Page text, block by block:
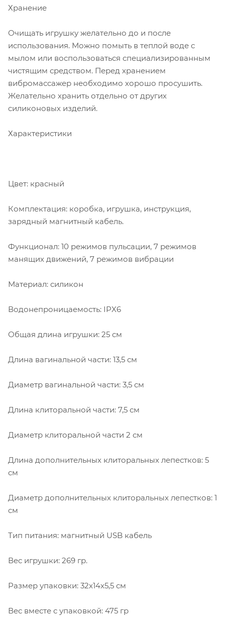
Хранение
Очищать игрушку желательно до и после
использования. Можно помыть в теплой воде с
мылом или воспользоваться специализированным
чистящим средством. Перед хранением
вибромассажер необходимо хорошо просушить.
Желательно хранить отдельно от других
силиконовых изделий.
Характеристики
Цвет: красный
Комплектация: коробка, игрушка, инструкция,
зарядный магнитный кабель.
Функционал: 10 режимов пульсации, 7 режимов
манящих движений, 7 режимов вибрации
Материал: силикон
Водонепроницаемость: IPX6
Общая длина игрушки: 25 см
Длина вагинальной части: 13,5 см
Диаметр вагинальной части: 3,5 см
Длина клиторальной части: 7,5 см
Диаметр клиторальной части 2 см
Длина дополнительных клиторальных лепестков: 5
см
Диаметр дополнительных клиторальных лепестков: 1
см
Тип питания: магнитный USB кабель
Вес игрушки: 269 гр.
Размер упаковки: 32х14х5,5 см
Вес вместе с упаковкой: 475 гр